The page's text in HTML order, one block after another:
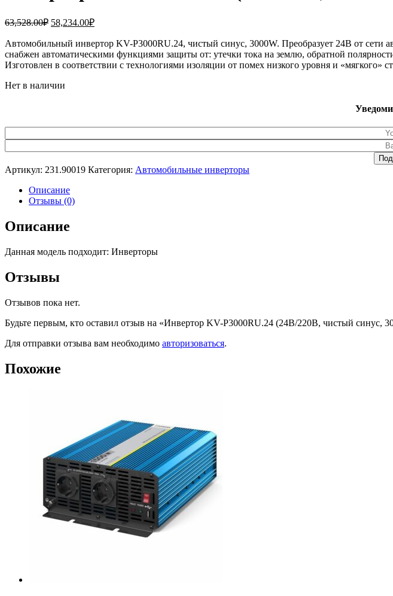
63,528.00₽ Первоначальная
составляла
63,528.00₽.
58,234.00₽Текущая
58,234.00₽.
Автомобильный инвертор KV-P3000RU.24, чистый синус, 3000W. Преобразует 24В от сети
снабжен автоматическими функциями защиты от: утечки тока на землю, обратной
Изготовлен в соответствии с технологиями изоляции от помех низкого уровня и «мягкого»
Нет в наличии
Артикул: 231.90019 Категория: Автомобильные инверторы
Описание
Отзывы (0)
Описание
Данная модель подходит: Инверторы
Отзывы
Отзывов пока нет.
Будьте первым, кто оставил отзыв на «Инвертор KV-P3000RU.24 (24В/220В, чистый синус,
Для отправки отзыва вам необходимо авторизоваться.
Похожие